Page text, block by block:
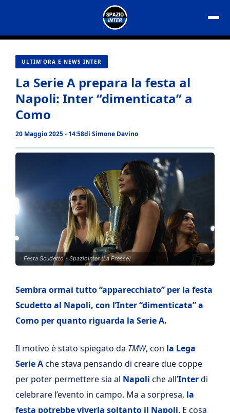
contenuto
ULTIM'ORA E NEWS INTER
La Serie A prepara la festa al
Napoli: Inter “dimenticata” a
Como
20 Maggio 2025 - 14:58di Simone Davino
Festa Scudetto - SpazioInter (La Presse)
Sembra ormai tutto “apparecchiato” per la festa
Scudetto al Napoli, con l’Inter “dimenticata” a
Como per quanto riguarda la Serie A.
Il motivo è stato spiegato da TMW, con la Lega
Serie Ache stava pensando di creare due coppe
per poter permettere sia al Napoli che all’Interdi
celebrare l’evento in campo. Ma a sorpresa, la
festa potrebbe viverla soltanto il Napoli. E cosa